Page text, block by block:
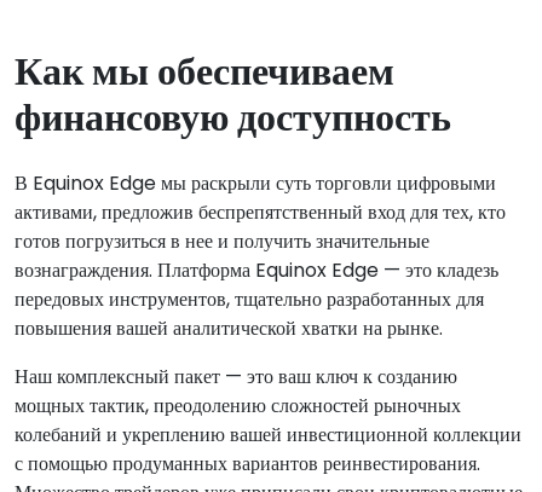
Как мы обеспечиваем
финансовую доступность
В Equinox Edge мы раскрыли суть торговли цифровыми
активами, предложив беспрепятственный вход для тех, кто
готов погрузиться в нее и получить значительные
вознаграждения. Платформа Equinox Edge — это кладезь
передовых инструментов, тщательно разработанных для
повышения вашей аналитической хватки на рынке.
Наш комплексный пакет — это ваш ключ к созданию
мощных тактик, преодолению сложностей рыночных
колебаний и укреплению вашей инвестиционной коллекции
с помощью продуманных вариантов реинвестирования.